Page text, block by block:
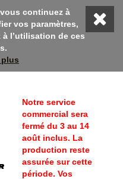
remise 10% avec le
continuez à
vos paramètres,
l’utilisation de ces
plus
Notre service
commercial sera
fermé du 3 au 14
août inclus. La
production reste
assurée sur cette
période. Vos